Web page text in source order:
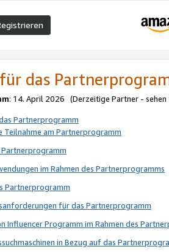
das
: 14. April 2026 (Derzeitige Partner - sehen
Partnerprogramm
Teilnahme am Partnerprogramm
im Rahmen des Partnerprogramms
Partnerprogramm
für das Partnerprogramm
Influencer Programm im Rahmen des
in Bezug auf das